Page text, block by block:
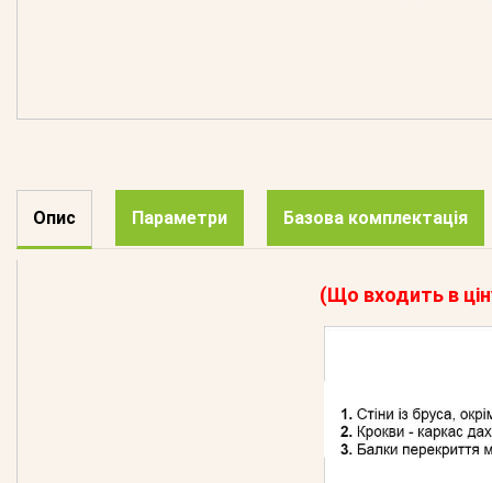
Опис Параметри Базова комплектація
(Що входить в